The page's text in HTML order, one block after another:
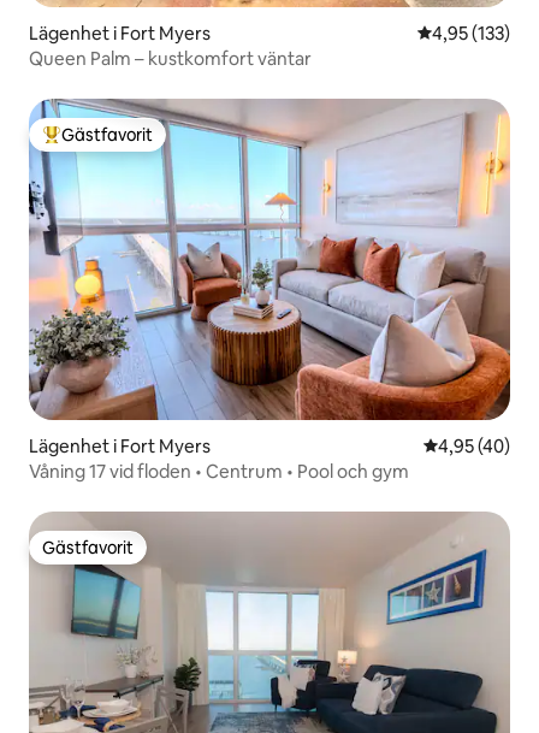
Lägenhet i Fort Myers 4,95 av 5 i
4,95 (133)
Queen Palm – kustkomfort väntar
Populär gästfavorit
Gästfavorit
Lägenhet i Fort Myers 4,95 av 5 i
4,95 (40)
Våning 17 vid floden • Centrum • Pool och gym
Gästfavorit
Gästfavorit